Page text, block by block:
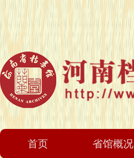
首页 省馆概况